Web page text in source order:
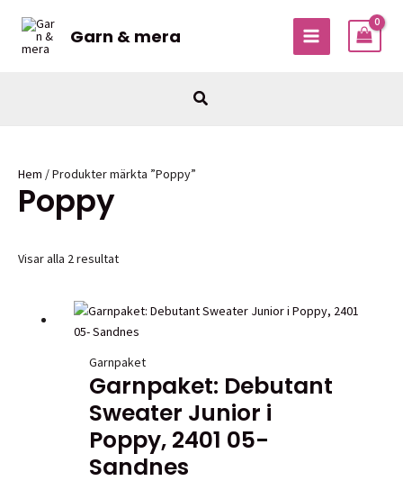
innehåll
Garn & mera
MAIN
Sök
Hem / Produkter märkta ”Poppy”
Poppy
Visar alla 2 resultat
Garnpaket
Garnpaket: Debutant
Sweater Junior i
Poppy, 2401 05-
Sandnes